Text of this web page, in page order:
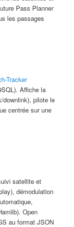
Pass Planner
les passages
Tracker
Affiche la
downlink), pilote le
centrée sur une
satellite et
démodulation
Open
au format JSON